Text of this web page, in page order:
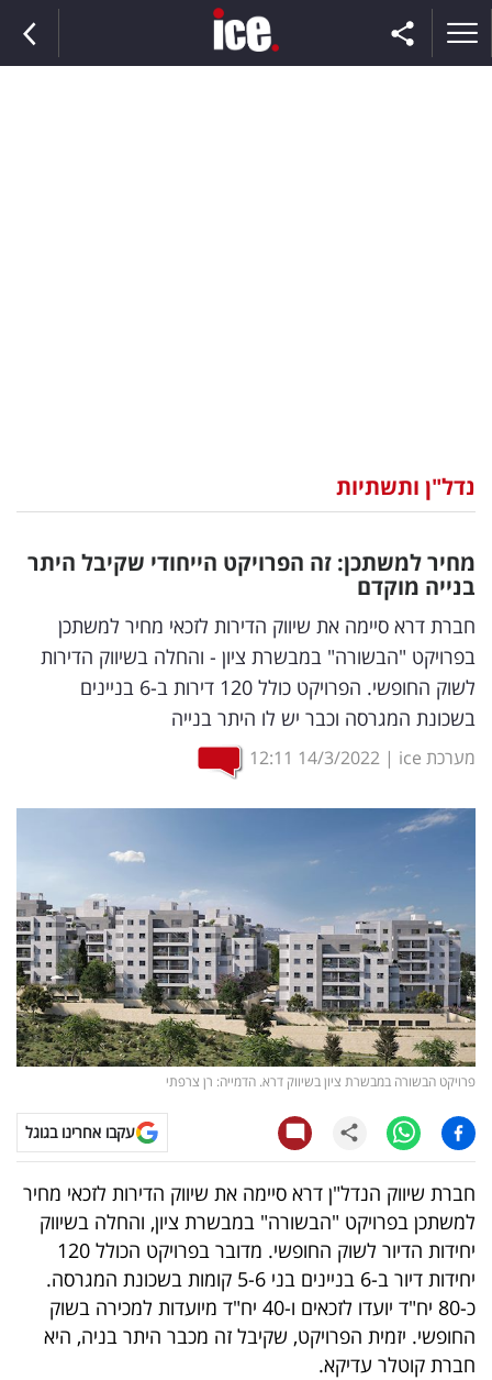
וצרכנות
דיגיטל
וטק
שיווק
ופרסום
משפט
מדדים
ומחקרים
רכילות
עסקית
קריפטו
ויראלי
טלוויזיה
עסקי
ספורט
קריירה
ולימודים
מינויים
נדל"ן ותשתיות
מחיר למשתכן: זה הפרויקט הייחודי שקיבל היתר
בנייה מוקדם
חברת דרא סיימה את שיווק הדירות לזכאי מחיר למשתכן
בפרויקט "הבשורה" במבשרת ציון - והחלה בשיווק הדירות
לשוק החופשי. הפרויקט כולל 120 דירות ב-6 בניינים
בשכונת המגרסה וכבר יש לו היתר בנייה
מערכת ice |
14/3/2022
12:11
פרויקט הבשורה במבשרת ציון בשיווק דרא. הדמייה: רן צרפתי
עקבו אחרינו בגוגל
חברת שיווק הנדל"ן דרא סיימה את שיווק הדירות לזכאי מחיר
למשתכן בפרויקט "הבשורה" במבשרת ציון, והחלה בשיווק
יחידות הדיור לשוק החופשי. מדובר בפרויקט הכולל 120
יחידות דיור ב-6 בניינים בני 5-6 קומות בשכונת המגרסה.
כ-80 יח"ד יועדו לזכאים ו-40 יח"ד מיועדות למכירה בשוק
החופשי. יזמית הפרויקט, שקיבל זה מכבר היתר בניה, היא
חברת קוטלר עדיקא.